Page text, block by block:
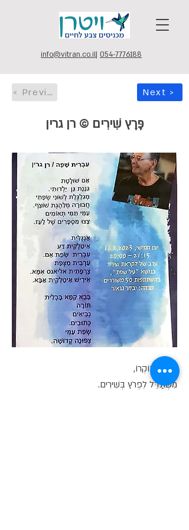
info@vitran.co.il| 054-7776188
< Previous Next >
פֶּרֶץ שִׁירִים © רן גרין
בֹּקֶר בְּבוֹקְרוֹ,
מִשְׁתַּדֵּל לִפְרֹץ בְּשִׁירִים.